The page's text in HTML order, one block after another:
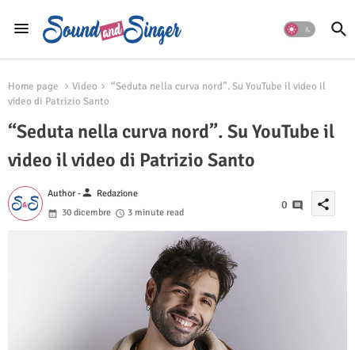
Home page Video
“Seduta nella curva nord”. Su YouTube il video il
video di Patrizio Santo
“Seduta nella curva nord”. Su YouTube il
video il video di Patrizio Santo
Author -person Redazione
30 dicembre
3 minute read
0 share